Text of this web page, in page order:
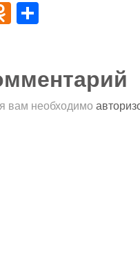
Odnoklassniki
вам необходимо